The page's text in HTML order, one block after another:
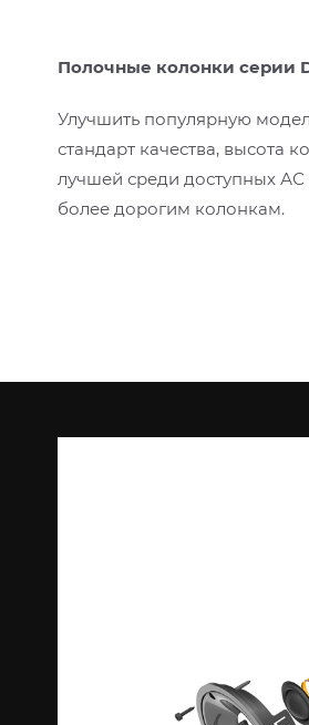
Полочные колонки серии
Улучшить популярную
стандарт качества, высота
лучшей среди доступных
более дорогим колонкам.